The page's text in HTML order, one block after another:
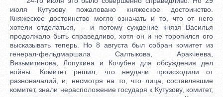
июля Кутузову пожаловано княжеское достоинство.
Княжеское достоинство могло означать и то, что от него
хотели отделаться, -- и потому суждение князя Василья
продолжало быть справедливо, хотя он и не торопился ого
высказывать теперь. Но 8 августа был собран комитет из
генерал-фельдмаршала Салтыкова, Аракчеева,
Вязьмитинова, Лопухина и Кочубея для обсуждения дел
войны. Комитет решил, что неудачи происходили от
разноначалий, и, несмотря на то, что лица, составлявшие
комитет, знали нерасположение государя к Кутузову, комитет,